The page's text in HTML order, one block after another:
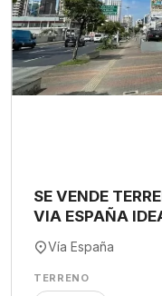
SE VENDE
VIA ESPAÑA
Vía España
TERRENO